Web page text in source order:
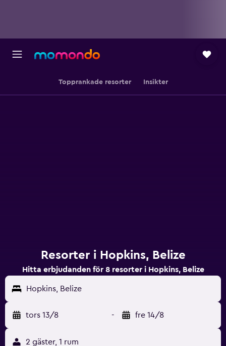
Topprankade resorter Insikter
Resorter i Hopkins, Belize
Hitta erbjudanden för 8 resorter i Hopkins, Belize
Hopkins, Belize
tors 13/8 - fre 14/8
2 gäster, 1 rum